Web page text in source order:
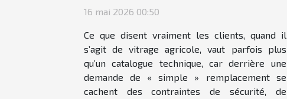
16 mai 2026 00:50
Ce que disent vraiment les clients, quand il
s’agit de vitrage agricole, vaut parfois plus
qu’un catalogue technique, car derrière une
demande de « simple » remplacement se
cachent des contraintes de sécurité, de